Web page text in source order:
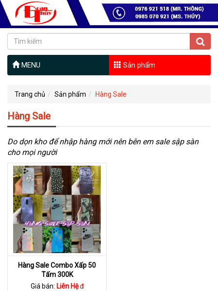
MENU Sản phẩm
Trang chủ Sản phẩm Hàng Sale
Hàng Sale
Do dọn kho để nhập hàng mới nên bên em sale sập sàn
cho mọi người
Hàng Sale Combo Xấp 50
Tấm 300K
Giá bán: Liên Hệđ